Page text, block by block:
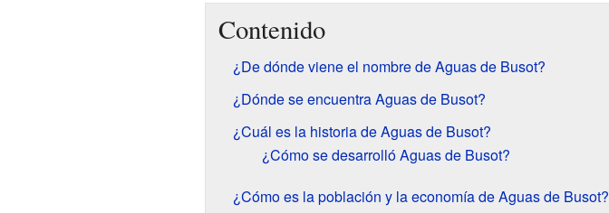
Contenido
¿De dónde viene el nombre de Aguas de Busot?
¿Dónde se encuentra Aguas de Busot?
¿Cuál es la historia de Aguas de Busot?
¿Cómo se desarrolló Aguas de Busot?
¿Cómo es la población y la economía de Aguas de Busot?